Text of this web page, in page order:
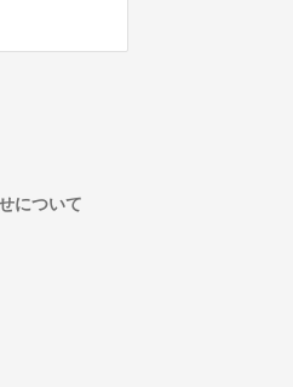
について